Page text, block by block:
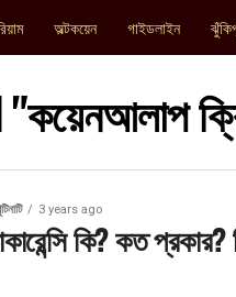
অল্টকয়েন গাইডলাইন
3 years ago
কি? কত